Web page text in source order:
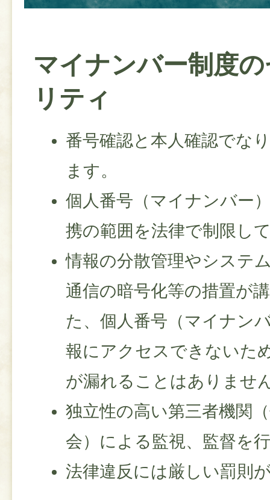
マイナンバー制度
リティ
番号確認と本人確認でな
ます。
個人番号（マイナンバー
携の範囲を法律で制限し
情報の分散管理やシステ
通信の暗号化等の措置が
た、個人番号（マイナン
報にアクセスできないた
が漏れることはありませ
独立性の高い第三者機関
会）による監視、監督を
法律違反には厳しい罰則